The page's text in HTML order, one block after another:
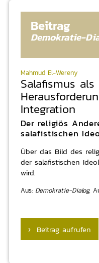
Beitrag
Demokratie-
Mahmud El-Wereny
Salafismus als
Integration
Der religiös
salafistischen
Über das Bild des
der salafistischen
wird.
Aus: Demokratie-Dialog,
› Beitrag aufrufen